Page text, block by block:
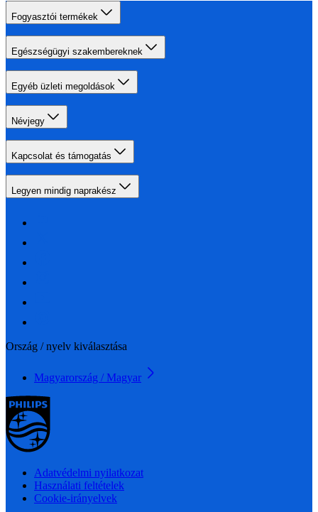
Fogyasztói termékek
Egészségügyi szakembereknek
Egyéb üzleti megoldások
Névjegy
Kapcsolat és támogatás
Legyen mindig naprakész
Ország / nyelv kiválasztása
Magyarország / Magyar
Adatvédelmi nyilatkozat
Használati feltételek
Cookie-irányelvek